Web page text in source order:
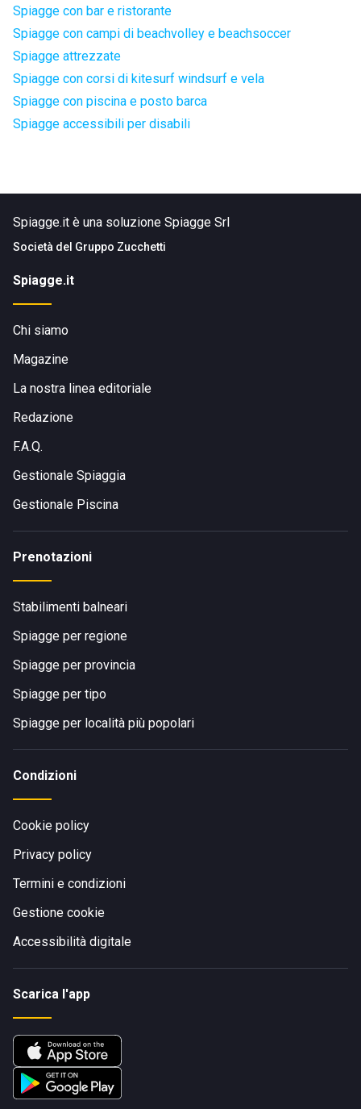
Spiagge con bar e ristorante
Spiagge con campi di beachvolley e beachsoccer
Spiagge attrezzate
Spiagge con corsi di kitesurf windsurf e vela
Spiagge con piscina e posto barca
Spiagge accessibili per disabili
Spiagge.it è una soluzione Spiagge Srl
Società del Gruppo Zucchetti
Spiagge.it
Chi siamo
Magazine
La nostra linea editoriale
Redazione
F.A.Q.
Gestionale Spiaggia
Gestionale Piscina
Prenotazioni
Stabilimenti balneari
Spiagge per regione
Spiagge per provincia
Spiagge per tipo
Spiagge per località più popolari
Condizioni
Cookie policy
Privacy policy
Termini e condizioni
Gestione cookie
Accessibilità digitale
Scarica l'app